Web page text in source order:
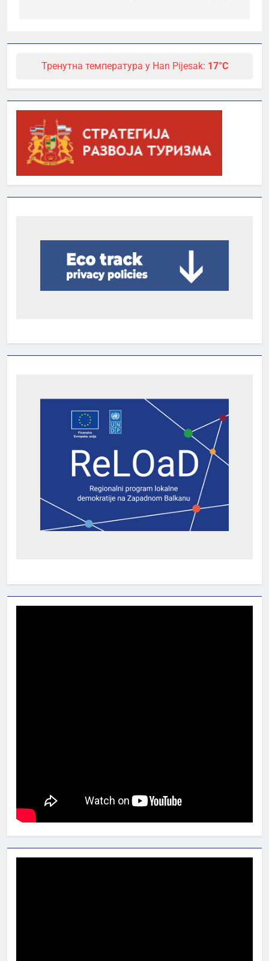
Тренутна температура у Han Pijesak: 17°C